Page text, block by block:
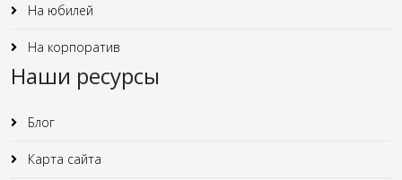
На юбилей
На корпоратив
Наши ресурсы
Блог
Карта сайта